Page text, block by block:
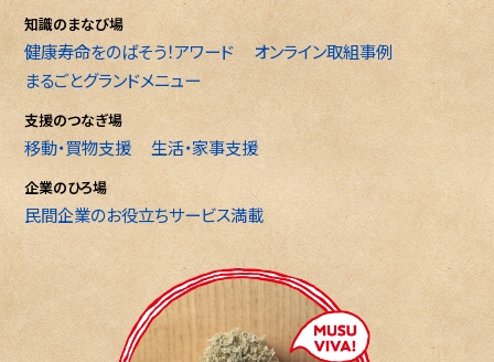
知識のまなび場
健康寿命をのばそう！アワード
オンライン取組事例
まるごとグランドメニュー
支援のつなぎ場
移動・買物支援 生活・家事支援
企業のひろ場
民間企業のお役立ちサービス満載